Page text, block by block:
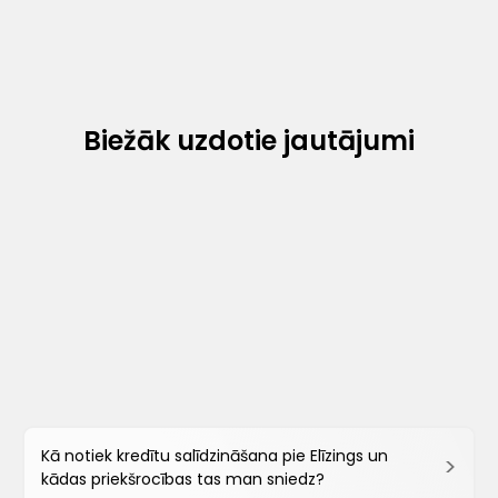
Biežāk uzdotie jautājumi
Kā notiek kredītu salīdzināšana pie Elīzings un
kādas priekšrocības tas man sniedz?